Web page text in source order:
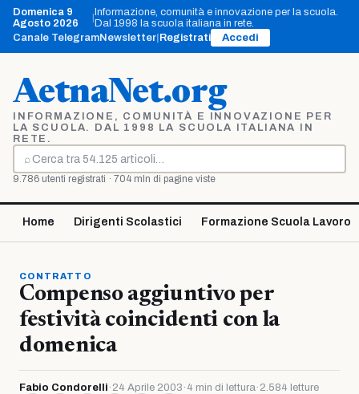
Vai
contenuto
Domenica 9
Agosto 2026
|Informazione, comunità e innovazione per la scuola.
Dal 1998 la scuola italiana in rete.
Canale TelegramNewsletter Registrati Accedi
AetnaNet.org
INFORMAZIONE, COMUNITÀ E INNOVAZIONE PER
LA SCUOLA. DAL 1998 LA SCUOLA ITALIANA IN
RETE.
⌕
Cerca
9.786 utenti registrati · 704 mln di pagine viste
Home Dirigenti Scolastici Formazione Scuola Lavoro
CONTRATTO
Compenso aggiuntivo per
festività coincidenti con la
domenica
Fabio Condorelli · 24 Aprile 2003 · 4 min di lettura· 2.584 letture